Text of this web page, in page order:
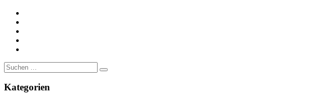
Suche
nach:
Kategorien